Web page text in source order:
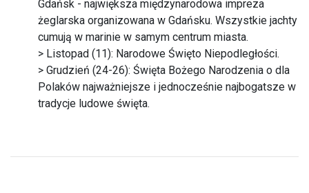
Gdańsk - największa międzynarodowa impreza
żeglarska organizowana w Gdańsku. Wszystkie jachty
cumują w marinie w samym centrum miasta.
> Listopad (11): Narodowe Święto Niepodległości.
> Grudzień (24-26): Święta Bożego Narodzenia o dla
Polaków najważniejsze i jednocześnie najbogatsze w
tradycje ludowe święta.